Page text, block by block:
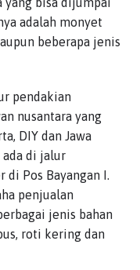
adalah monyet
beberapa jenis
pendakian
nusantara yang
DIY dan Jawa
ada di jalur
Pos Bayangan I.
penjualan
jenis bahan
roti kering dan